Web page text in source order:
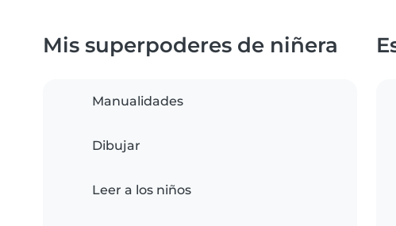
Mis superpoderes de niñera
Manualidades
Dibujar
Leer a los niños